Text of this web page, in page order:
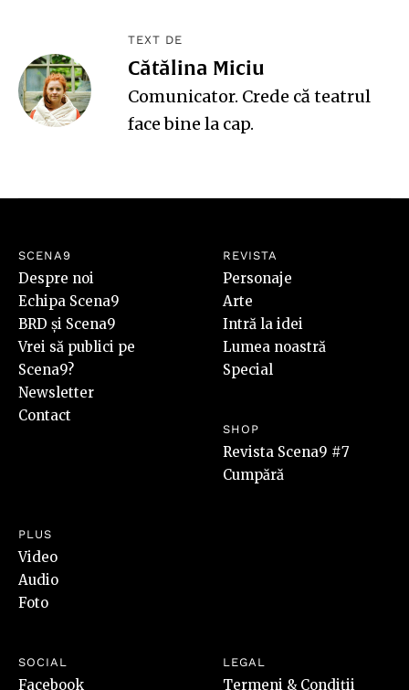
TEXT DE
Cătălina Miciu
Comunicator. Crede că teatrul
face bine la cap.
SCENA9
Despre noi
Echipa Scena9
BRD și Scena9
Vrei să publici pe
Scena9?
Newsletter
Contact
REVISTA
Personaje
Arte
Intră la idei
Lumea noastră
Special
SHOP
Revista Scena9 #7
Cumpără
PLUS
Video
Audio
Foto
SOCIAL
Facebook
LEGAL
Termeni & Condiții